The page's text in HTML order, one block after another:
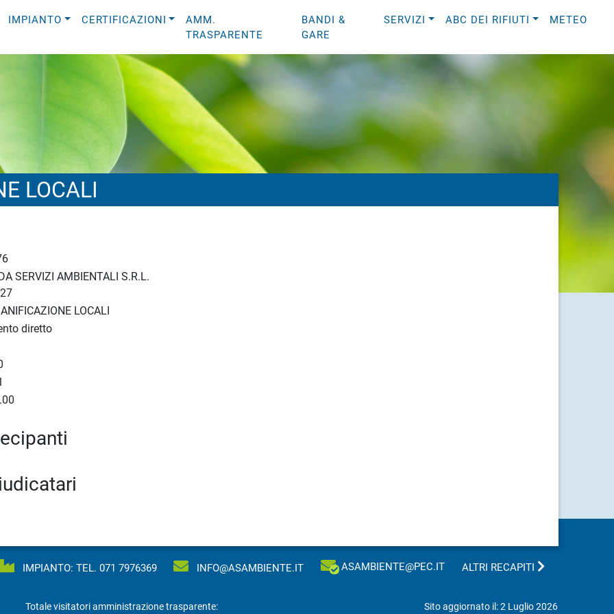
IMPIANTO CERTIFICAZIONI
AMM.
TRASPARENTE
BANDI &
GARE
SERVIZI ABC DEI RIFIUTI METEO
LOCALI
SERVIZI AMBIENTALI S.R.L.
LOCALI
diretto
IMPIANTO: TEL. 071 7976369 INFO@ASAMBIENTE.IT ASAMBIENTE@PEC.IT ALTRI RECAPITI
Totale visitatori amministrazione trasparente: Sito aggiornato il: 2 Luglio 2026